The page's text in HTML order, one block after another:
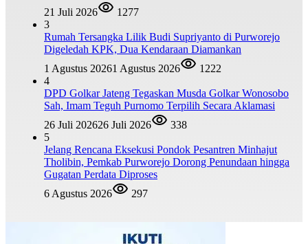
21 Juli 2026
1277
3
Rumah Tersangka Lilik Budi Supriyanto di Purworejo
Digeledah KPK, Dua Kendaraan Diamankan
1 Agustus 20261 Agustus 2026
1222
4
DPD Golkar Jateng Tegaskan Musda Golkar Wonosobo
Sah, Imam Teguh Purnomo Terpilih Secara Aklamasi
26 Juli 202626 Juli 2026
338
5
Jelang Rencana Eksekusi Pondok Pesantren Minhajut
Tholibin, Pemkab Purworejo Dorong Penundaan hingga
Gugatan Perdata Diproses
6 Agustus 2026
297